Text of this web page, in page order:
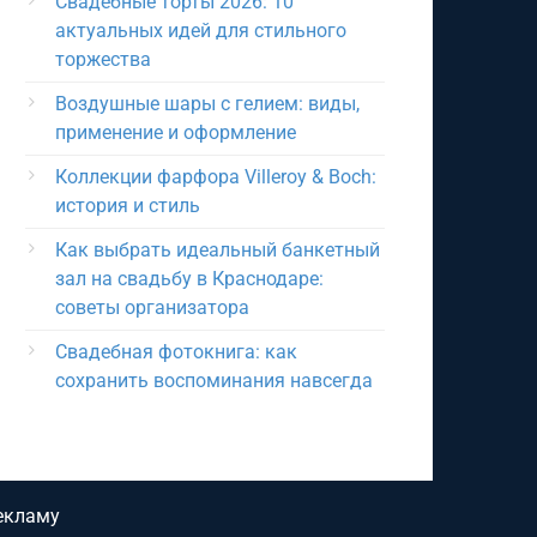
актуальных идей для стильного
торжества
Воздушные шары с гелием: виды,
применение и оформление
Коллекции фарфора Villeroy & Boch:
история и стиль
Как выбрать идеальный банкетный
зал на свадьбу в Краснодаре:
советы организатора
Свадебная фотокнига: как
сохранить воспоминания навсегда